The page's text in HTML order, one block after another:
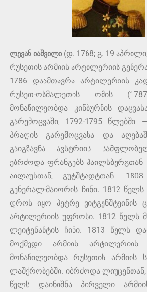
ლევან იაშვილი(დ. 1768; გ. 19
რუსეთის არმიის არტილერიის
1786 დაამთავრა არტილერიის
რუსეთ-ოსმალეთის ომის
მონაწილეობდა კინბურნის
გარემოცვაში, 1792-1795 წლებში
პრაღის გარემოცვასა და
გაიგზავნა ავსტრიის
ებრძოდა ფრანგებს ჰაილსბერგთან
აილაუსთან, გუტშტადტთან.
გენერალ-მაიორის ჩინი. 1812
დროს იყო პეტრე ვიტგენშტეინის
არტილერიის უფროსი. 1812 წელს
ლეიტენანტის ჩინი. 1813 წელს
მოქმედი არმიის
მონაწილეობდა რუსეთის არმიის
ლაშქრობებში. იბრძოდა ლიუცენთან,
წელს დაინიშნა პირველი